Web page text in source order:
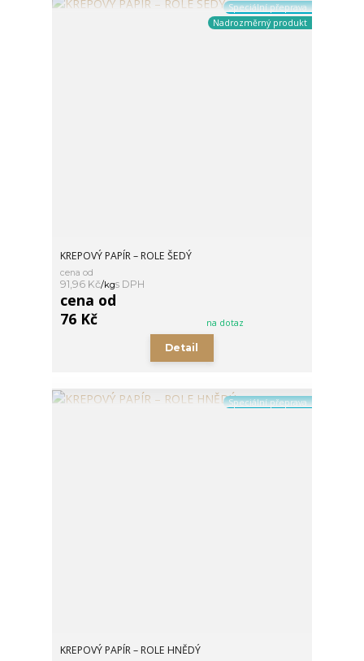
Speciální přeprava
Nadrozměrný produkt
KREPOVÝ PAPÍR – ROLE ŠEDÝ
cena od
91,96 Kč/kg
cena od
76 Kč
na dotaz
Detail
Speciální přeprava
KREPOVÝ PAPÍR – ROLE HNĚDÝ